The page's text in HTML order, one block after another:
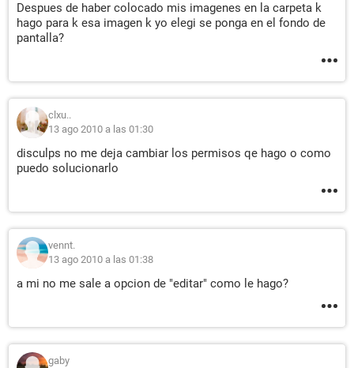
Despues de haber colocado mis imagenes en la carpeta k
hago para k esa imagen k yo elegi se ponga en el fondo de
pantalla?
clxu..
13 ago 2010 a las 01:30
disculps no me deja cambiar los permisos qe hago o como
puedo solucionarlo
vennt.
13 ago 2010 a las 01:38
a mi no me sale a opcion de "editar" como le hago?
gaby